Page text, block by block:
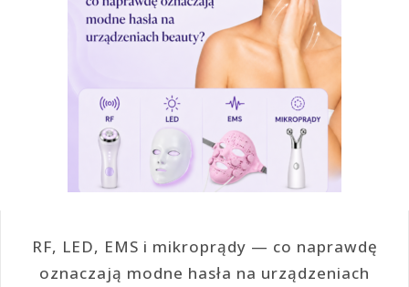
RF, LED, EMS i mikroprądy — co naprawdę
oznaczają modne hasła na urządzeniach